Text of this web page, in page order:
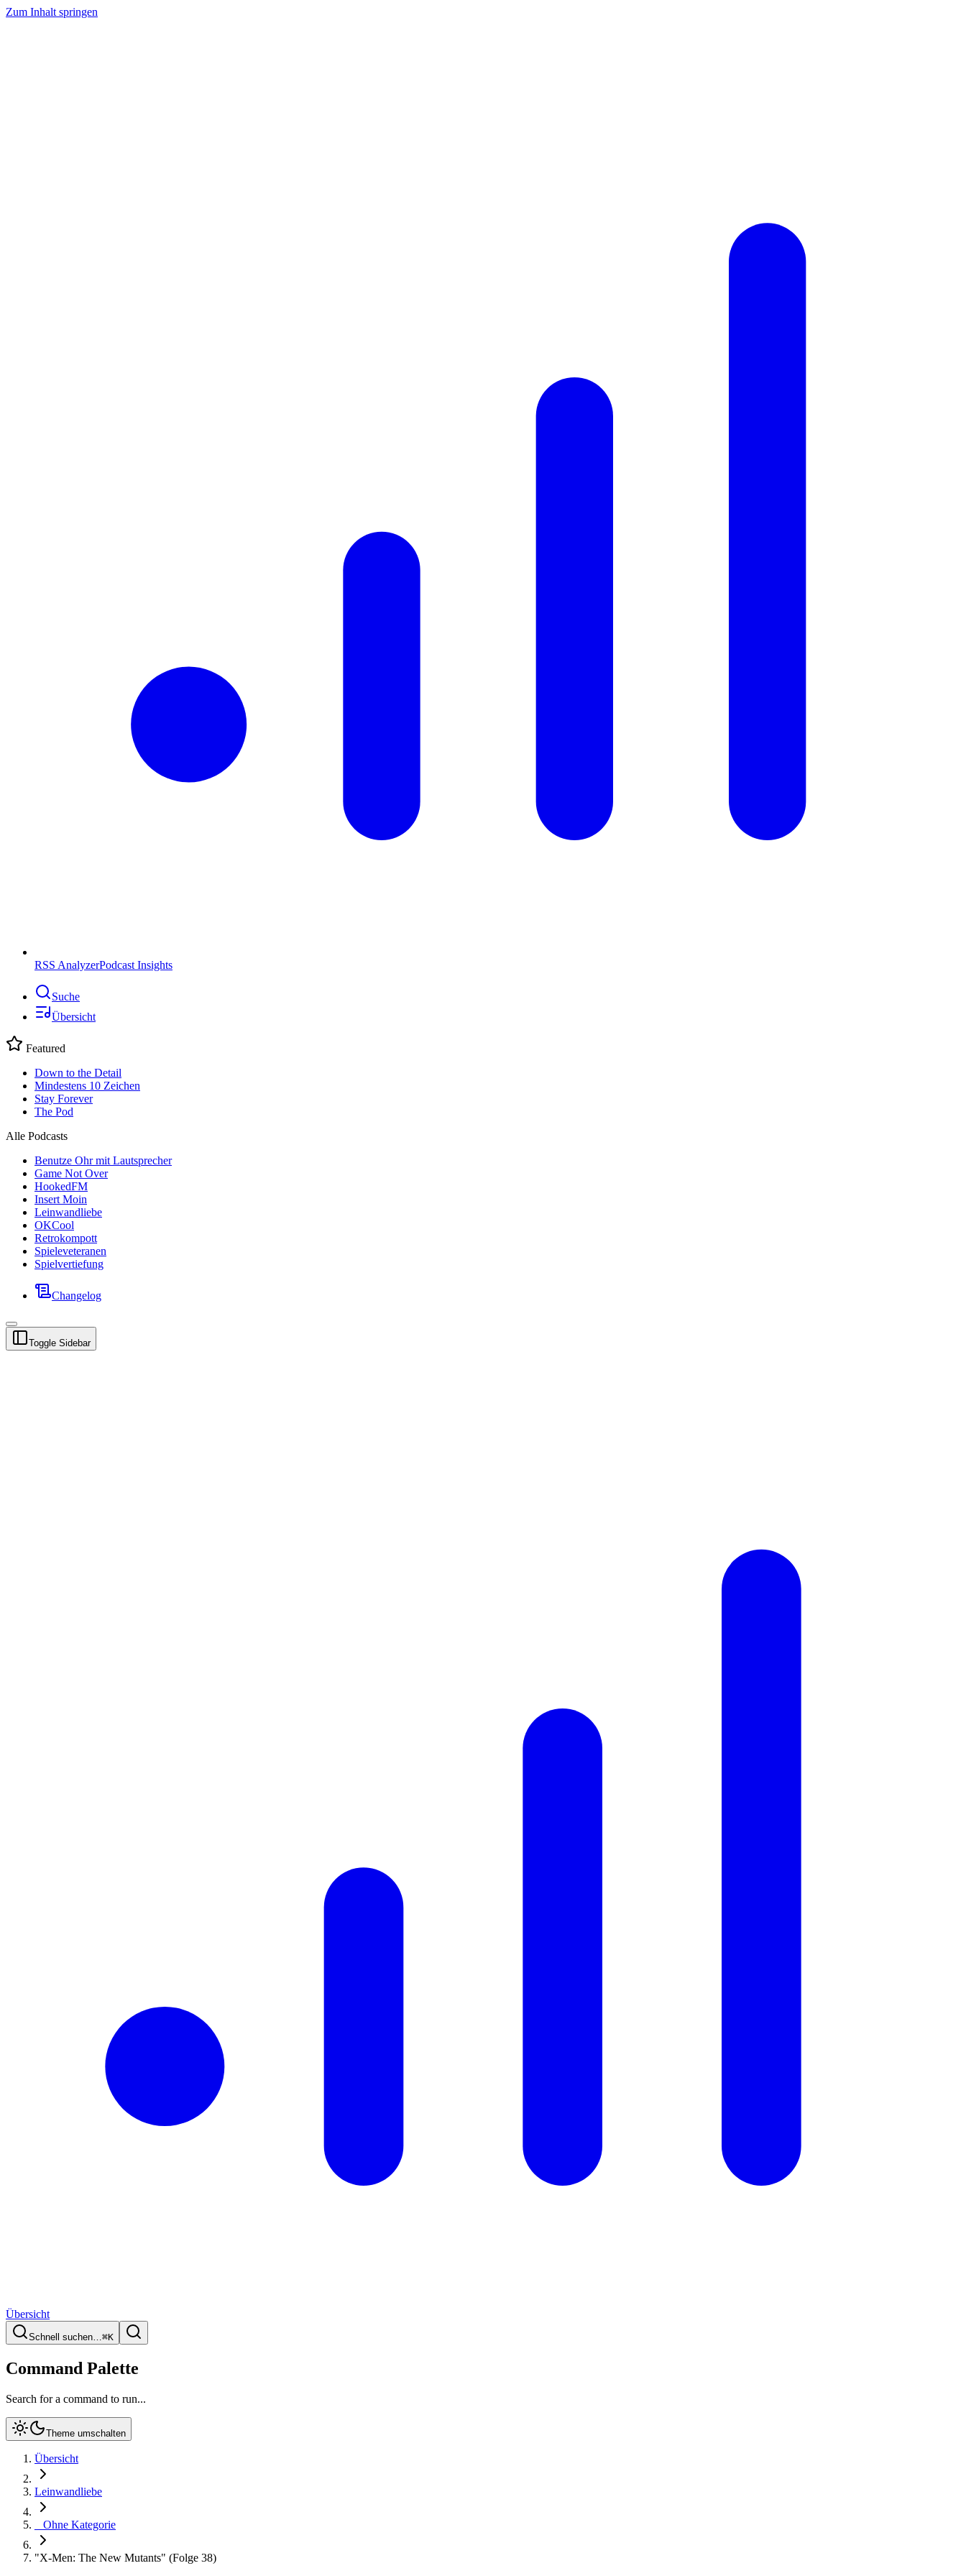
Zum Inhalt springen
RSS AnalyzerPodcast Insights
Suche
Übersicht
Featured
Down to the Detail
Mindestens 10 Zeichen
Stay Forever
The Pod
Alle Podcasts
Benutze Ohr mit Lautsprecher
Game Not Over
HookedFM
Insert Moin
Leinwandliebe
OKCool
Retrokompott
Spieleveteranen
Spielvertiefung
Changelog
Toggle Sidebar
Übersicht
Schnell suchen…⌘K
Command Palette
Search for a command to run...
Theme umschalten
Übersicht
Leinwandliebe
_ Ohne Kategorie
"X-Men: The New Mutants" (Folge 38)